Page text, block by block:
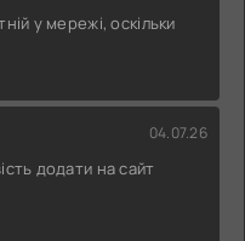
у мережі, оскільки
04.07.26
додати на сайт